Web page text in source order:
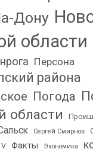
Дону
области
Персона
района
Погода
области
Сергей Смирнов
Факты Экономика